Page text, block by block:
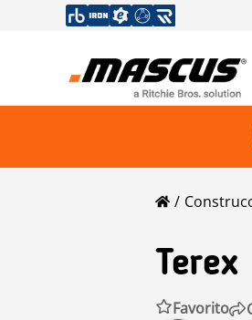
Terex
Favorito